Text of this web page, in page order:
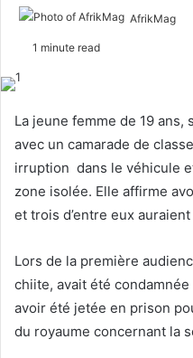
AfrikMag
o
1 minute read
La jeune femme de 19
avec un camarade de
irruption dans le véhicule
zone isolée. Elle affirme
et trois d’entre eux
Lors de la première
chiite, avait été
avoir été jetée en prison
du royaume concernant la